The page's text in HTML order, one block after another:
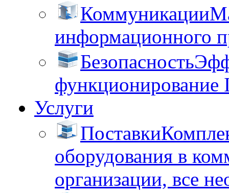
Коммуникации
информационного
Безопасность
функционирование
Услуги
Поставки
оборудования в
организации, все